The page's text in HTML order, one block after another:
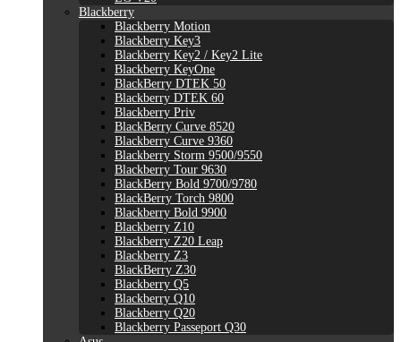
Blackberry
Blackberry Motion
Blackberry Key3
Blackberry Key2 / Key2 Lite
Blackberry KeyOne
BlackBerry DTEK 50
Blackberry DTEK 60
Blackberry Priv
BlackBerry Curve 8520
Blackberry Curve 9360
Blackberry Storm 9500/9550
Blackberry Tour 9630
BlackBerry Bold 9700/9780
BlackBerry Torch 9800
Blackberry Bold 9900
Blackberry Z10
Blackberry Z20 Leap
Blackberry Z3
BlackBerry Z30
Blackberry Q5
Blackberry Q10
Blackberry Q20
Blackberry Passeport Q30